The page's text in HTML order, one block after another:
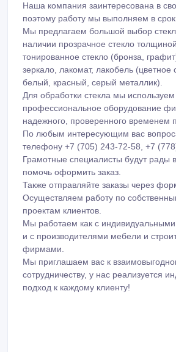
Наша компания заинтересована в
поэтому работу мы выполняем в срок
Мы предлагаем большой выбор
наличии прозрачное стекло
тонированное стекло (бронза,
зеркало, лакомат, лакобель (цветное
белый, красный, серый металлик).
Для обработки стекла мы используем
профессиональное оборудование
надежного, проверенного временем
По любым интересующим вас
телефону +7 (705) 243-72-58, +7
Грамотные специалисты будут рады
помочь оформить заказ.
Также отправляйте заказы через
Осуществляем работу по
проектам клиентов.
Мы работаем как с индивидуальными
и с производителями мебели и
фирмами.
Мы приглашаем вас к
сотрудничеству, у нас реализуется
подход к каждому клиенту!